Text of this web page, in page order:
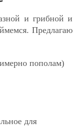
и грибной и
Предлагаю
пополам)
для